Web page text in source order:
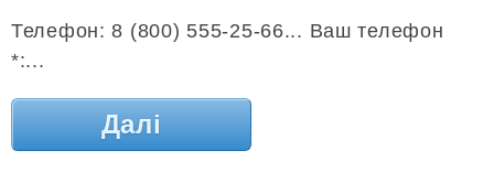
Телефон: 8 (800) 555-25-66... Ваш телефон
*:...
Далі